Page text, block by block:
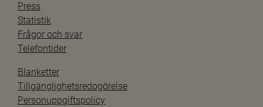
Press
Statistik
Frågor och svar
Telefontider
Blanketter
Tillgänglighetsredogörelse
Personuppgiftspolicy